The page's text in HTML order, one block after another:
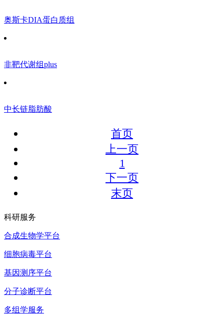
奥斯卡DIA蛋白质组
非靶代谢组plus
中长链脂肪酸
首页
上一页
1
下一页
末页
科研服务
合成生物学平台
细胞病毒平台
基因测序平台
分子诊断平台
多组学服务